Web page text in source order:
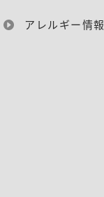
アレルギー情報